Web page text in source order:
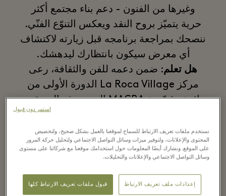
وغيرها من الفنون - دعم بناء مجتمع أكثر
حرية يتميّز بروح النقد ويعكس التنوّع الفنّي.
ننصحك بمراجعة برنامجه قبل زيارته لاكتشاف
أي معرض سيكون بانتظارك ليدهشك.
هل تعلم: ضمن دعمه للفن والثقافة، رعى
مركز La Roca Village الدورة الأولى من
جائزة مؤسّسةMACBAالتي تهدف إلى تقدير
امتياز الفنانين المعاصرين في إسبانيا
والبرتغال.
رحلة عبر الزمن في المتحف المصري
نستخدم ملفات تعريف الارتباط للسماح لموقعنا بالعمل بشكل صحيح، ولتخصيص
المحتوى والإعلانات، ولتوفير ميزات وسائل التواصل الاجتماعي ولتحليل حركة المرور
على الموقع. ونشارك أيضًا المعلومات حول استخدامك موقعنا مع شركائنا على مستوى
وسائل التواصل الاجتماعي والإعلانات والتحليلات.
إعدادات ملف تعريف الارتباط قبول ملفات تعريف الارتباط كلها
استمر دون قبول